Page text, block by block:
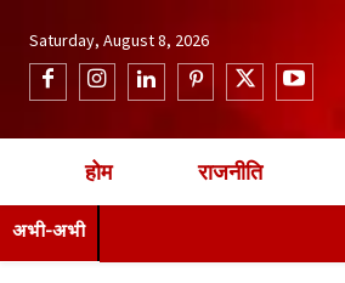
Saturday, August 8, 2026
होम राजनीति
अभी-अभी